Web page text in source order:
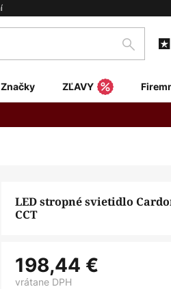
Hľadať
Značky ZĽAVY
LED stropné svietidlo
CCT
198,44 €
vrátane DPH